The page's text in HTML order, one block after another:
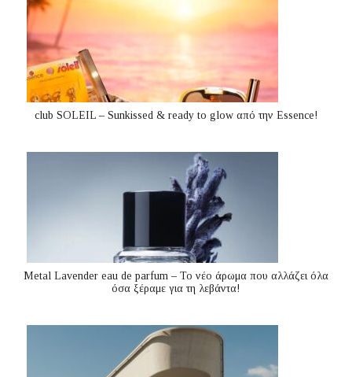
club SOLEIL – Sunkissed & ready to glow από την Essence!
Metal Lavender eau de parfum – Το νέο άρωμα που αλλάζει όλα
όσα ξέραμε για τη λεβάντα!